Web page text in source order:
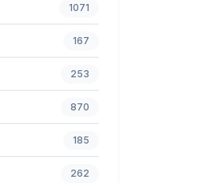
1071
167
253
870
185
262